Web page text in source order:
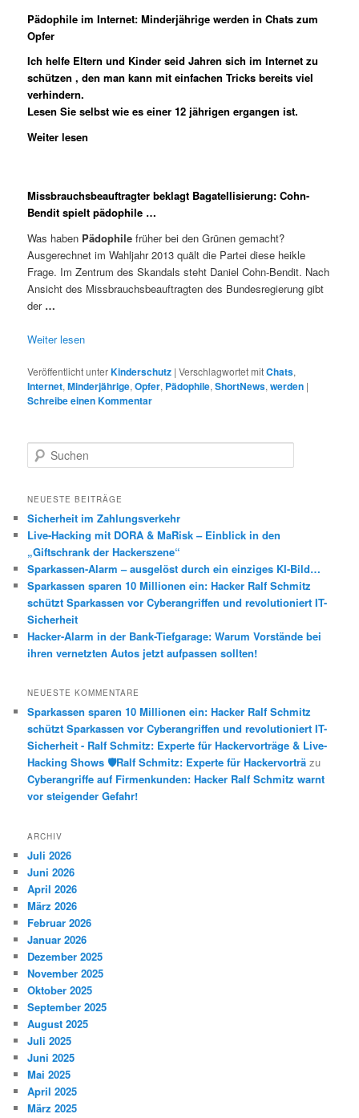
Pädophile im Internet: Minderjährige werden in Chats zum
Opfer
Ich helfe Eltern und Kinder seid Jahren sich im Internet zu
schützen , den man kann mit einfachen Tricks bereits viel
verhindern.
Lesen Sie selbst wie es einer 12 jährigen ergangen ist.
Weiter lesen
Missbrauchsbeauftragter beklagt Bagatellisierung: Cohn-
Bendit spielt pädophile …
Was haben Pädophile früher bei den Grünen gemacht?
Ausgerechnet im Wahljahr 2013 quält die Partei diese heikle
Frage. Im Zentrum des Skandals steht Daniel Cohn-Bendit. Nach
Ansicht des Missbrauchsbeauftragten des Bundesregierung gibt
der …
Weiter lesen
Veröffentlicht unterKinderschutz |Verschlagwortet mitChats,
Internet,Minderjährige,Opfer, Pädophile,ShortNews,werden |
Schreibe einen Kommentar
u
h
n
NEUESTE BEITRÄGE
Sicherheit im Zahlungsverkehr
Live-Hacking mit DORA & MaRisk – Einblick in den
„Giftschrank der Hackerszene“
Sparkassen-Alarm – ausgelöst durch ein einziges KI-Bild…
Sparkassen sparen 10 Millionen ein: Hacker Ralf Schmitz
schützt Sparkassen vor Cyberangriffen und revolutioniert IT-
Sicherheit
Hacker-Alarm in der Bank-Tiefgarage: Warum Vorstände bei
ihren vernetzten Autos jetzt aufpassen sollten!
NEUESTE KOMMENTARE
Sparkassen sparen 10 Millionen ein: Hacker Ralf Schmitz
schützt Sparkassen vor Cyberangriffen und revolutioniert IT-
Sicherheit - Ralf Schmitz: Experte für Hackervorträge & Live-
Hacking Shows 🛡️Ralf Schmitz: Experte für Hackervorträ zu
Cyberangriffe auf Firmenkunden: Hacker Ralf Schmitz warnt
vor steigender Gefahr!
ARCHIV
Juli 2026
Juni 2026
April 2026
März 2026
Februar 2026
Januar 2026
Dezember 2025
November 2025
Oktober 2025
September 2025
August 2025
Juli 2025
Juni 2025
Mai 2025
April 2025
März 2025